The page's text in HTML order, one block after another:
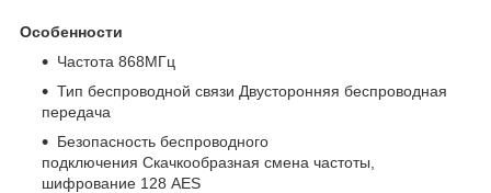
Особенности
Частота 868МГц
Тип беспроводной связи Двусторонняя беспроводная
передача
Безопасность беспроводного
подключения Скачкообразная смена частоты,
шифрование 128 AES